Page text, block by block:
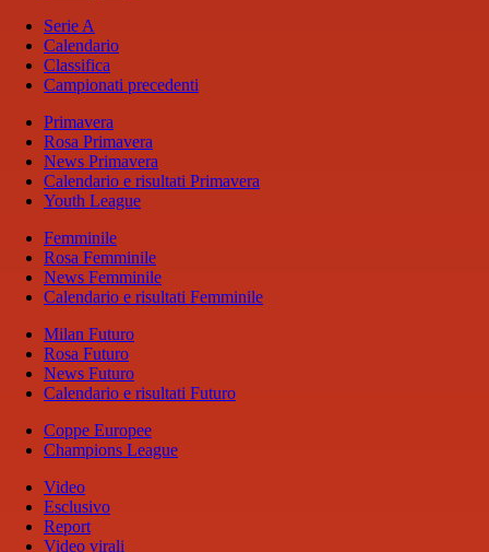
Serie A
Calendario
Classifica
Campionati precedenti
Primavera
Rosa Primavera
News Primavera
Calendario e risultati Primavera
Youth League
Femminile
Rosa Femminile
News Femminile
Calendario e risultati Femminile
Milan Futuro
Rosa Futuro
News Futuro
Calendario e risultati Futuro
Coppe Europee
Champions League
Video
Esclusivo
Report
Video virali